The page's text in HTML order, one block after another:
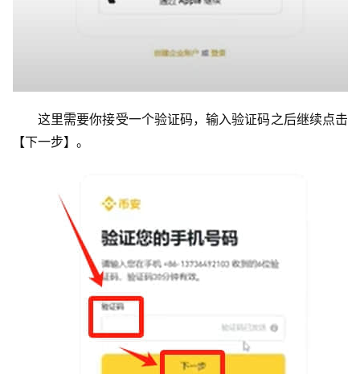
这里需要你接受一个验证码，输入验证码之后继续点击
【下一步】。